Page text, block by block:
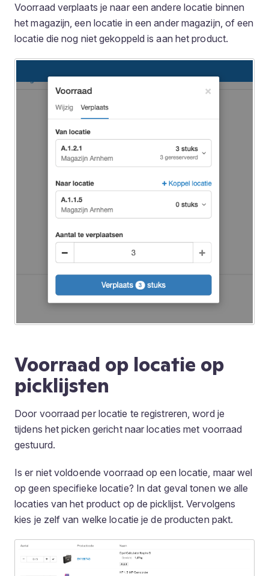
Voorraad verplaats je naar een andere locatie binnen
het magazijn, een locatie in een ander magazijn, of een
locatie die nog niet gekoppeld is aan het product.
Voorraad op locatie op
picklijsten
Door voorraad per locatie te registreren, word je
tijdens het picken gericht naar locaties met voorraad
gestuurd.
Is er niet voldoende voorraad op een locatie, maar wel
op geen specifieke locatie? In dat geval tonen we alle
locaties van het product op de picklijst. Vervolgens
kies je zelf van welke locatie je de producten pakt.